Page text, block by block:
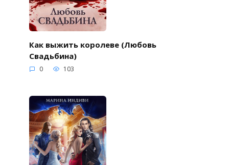
Как выжить королеве (Любовь
Свадьбина)
0 103